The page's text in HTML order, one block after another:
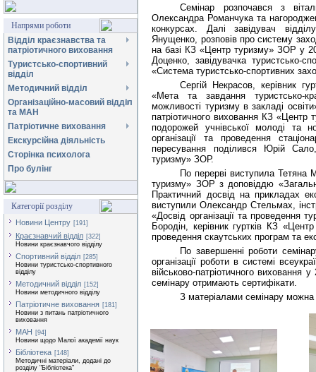
Напрями роботи
Відділ краєзнавства та
патріотичного виховання
Туристсько-спортивний
відділ
Методичний відділ
Організаційно-масовий відділ
та МАН
Патріотичне виховання
Екскурсійна діяльність
Сторінка психолога
Про булінг
Категорії розділу
Новини Центру [191]
Краєзнавчий відділ [322]
Новини краєзнавчого відділу
Спортивний відділ [285]
Новини туристсько-спортивного
відділу
Методичний відділ [152]
Новини методичного відділу
Патріотичне виховання [181]
Новини з питань патріотичного
виховання
МАН [94]
Новини щодо Малої академії наук
Бібліотека [148]
Методичні матеріали, додані до
розділу "Бібліотека"
Семінар розпочався з
Олександра Романчука та
конкурсах. Далі завідувач
Янущенко, розповів про систему
на базі КЗ «Центр туризму» ЗОР у
Доценко, завідувачка
«Система туристсько-спортивних
Сергій Некрасов, керівник
«Мета та завдання туристсько-
можливості туризму в закладі
патріотичного виховання КЗ «Центр
подорожей учнівської молоді та
організації та проведення
пересування поділився Юрій
туризму» ЗОР.
По перерві виступила Тетяна
туризму» ЗОР з доповіддю
Практичний досвід на прикладах
виступили Олександр Стельмах,
«Досвід організації та проведення
Бородін, керівник гуртків КЗ
проведення скаутських програм та
По завершенні роботи
організації роботи в системі
військово-патріотичного виховання
семінару отримають сертифікати.
З матеріалами семінару